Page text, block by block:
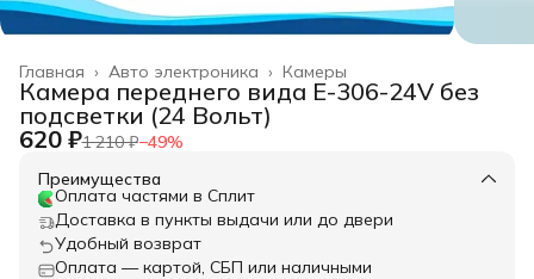
Камеры
Авто электроника ›
Главная ›
Камера переднего вида E-306-24V без
подсветки (24 Вольт)
620 ₽1 210 ₽−49%
Преимущества
Оплата частями в Сплит
Доставка в пункты выдачи или до двери
Удобный возврат
Оплата — картой, СБП или наличными